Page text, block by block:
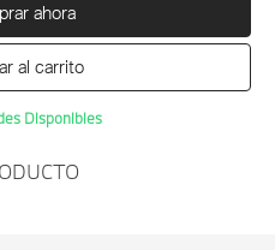
ahora
al carrito
Disponibles